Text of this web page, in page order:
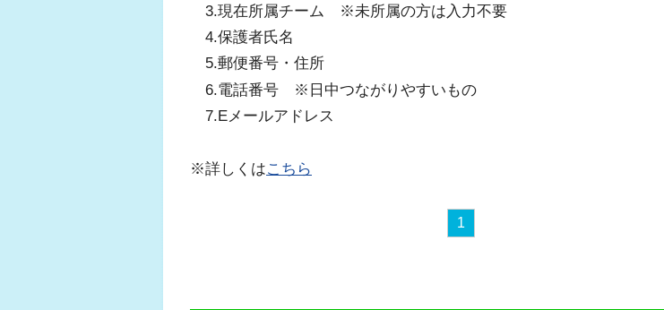
3.現在所属チーム ※未所属の方は入力不要
4.保護者氏名
5.郵便番号・住所
6.電話番号 ※日中つながりやすいもの
7.Eメールアドレス
※詳しくはこちら
1